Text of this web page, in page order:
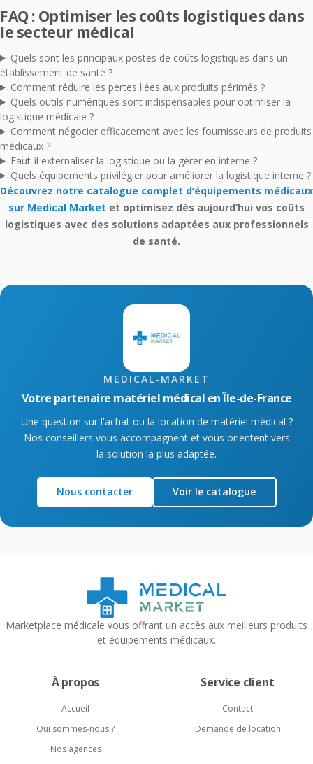
FAQ : Optimiser les coûts logistiques dans
le secteur médical
Quels sont les principaux postes de coûts logistiques dans un
établissement de santé ?
Comment réduire les pertes liées aux produits périmés ?
Quels outils numériques sont indispensables pour optimiser la
logistique médicale ?
Comment négocier efficacement avec les fournisseurs de produits
médicaux ?
Faut-il externaliser la logistique ou la gérer en interne ?
Quels équipements privilégier pour améliorer la logistique interne ?
Découvrez notre catalogue complet d’équipements médicaux
sur Medical Market et optimisez dès aujourd’hui vos coûts
logistiques avec des solutions adaptées aux professionnels
de santé.
MEDICAL-MARKET
Votre partenaire matériel médical en Île-de-France
Une question sur l'achat ou la location de matériel médical ?
Nos conseillers vous accompagnent et vous orientent vers
la solution la plus adaptée.
Nous contacter Voir le catalogue
Marketplace médicale vous offrant un accès aux meilleurs produits
et équipements médicaux.
À propos
Accueil
Qui sommes-nous ?
Nos agences
Service client
Contact
Demande de location